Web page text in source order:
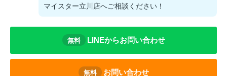
マイスター立川店へご相談ください！
無料 LINEからお問い合わせ
無料 お問い合わせ